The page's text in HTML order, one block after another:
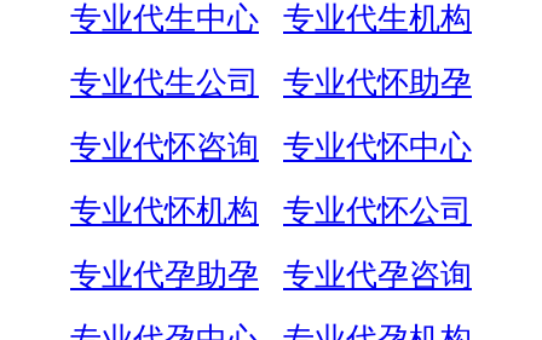
专业代生中心
专业代生机构
专业代生公司
专业代怀助孕
专业代怀咨询
专业代怀中心
专业代怀机构
专业代怀公司
专业代孕助孕
专业代孕咨询